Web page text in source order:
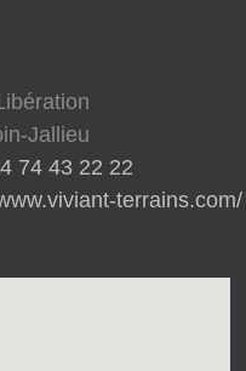
Jallieu
74 43 22 22
terrains.com/